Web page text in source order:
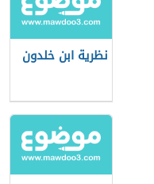
نظرية ابن خلدون